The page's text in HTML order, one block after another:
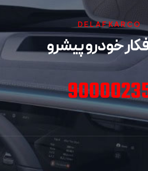
DELAFKARCO
خودرو پیشرو